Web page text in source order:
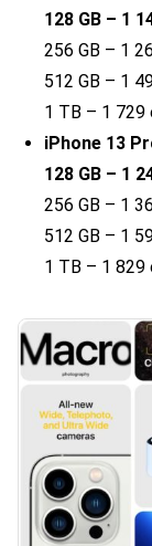
128 GB – 1
256 GB – 1
512 GB – 1
1 TB – 1 729
iPhone 13
128 GB – 1
256 GB – 1
512 GB – 1
1 TB – 1 829